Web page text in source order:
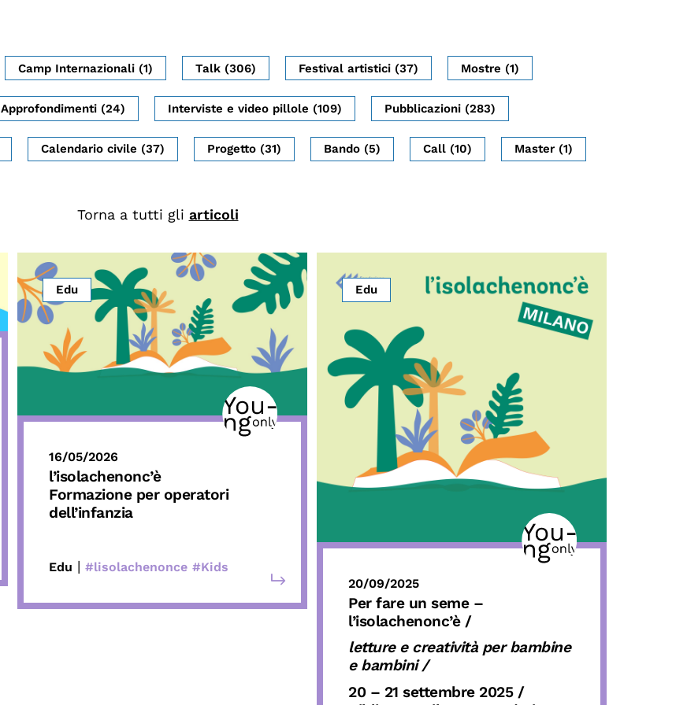
Elezioni dal mondo
Podcast
Camp Internazionali (1) Talk (306) Festival artistici (37) Mostre (1)
Approfondimenti (24) Interviste e video pillole (109) Pubblicazioni (283)
Calendario civile (37) Progetto (31) Bando (5) Call (10) Master (1)
Torna a tutti gli articoli
Edu
16/05/2026
l’isolachenonc’è
Formazione per operatori
dell’infanzia
Edu | #lisolachenonce #Kids
Edu
20/09/2025
Per fare un seme –
l’isolachenonc’è /
letture e creatività per bambine
e bambini /
20 – 21 settembre 2025 /